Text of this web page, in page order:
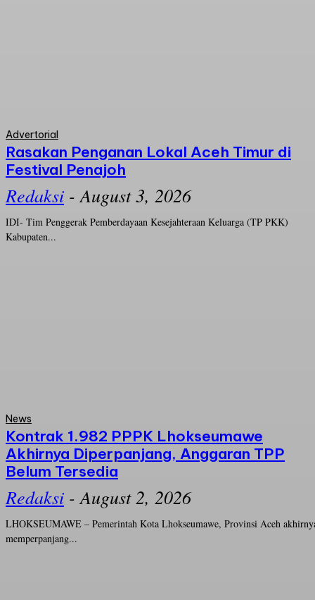
Advertorial
Rasakan Penganan Lokal Aceh Timur di
Festival Penajoh
Redaksi - August 3, 2026
IDI- Tim Penggerak Pemberdayaan Kesejahteraan Keluarga (TP PKK)
Kabupaten...
News
Kontrak 1.982 PPPK Lhokseumawe
Akhirnya Diperpanjang, Anggaran TPP
Belum Tersedia
Redaksi - August 2, 2026
LHOKSEUMAWE – Pemerintah Kota Lhokseumawe, Provinsi Aceh
memperpanjang...